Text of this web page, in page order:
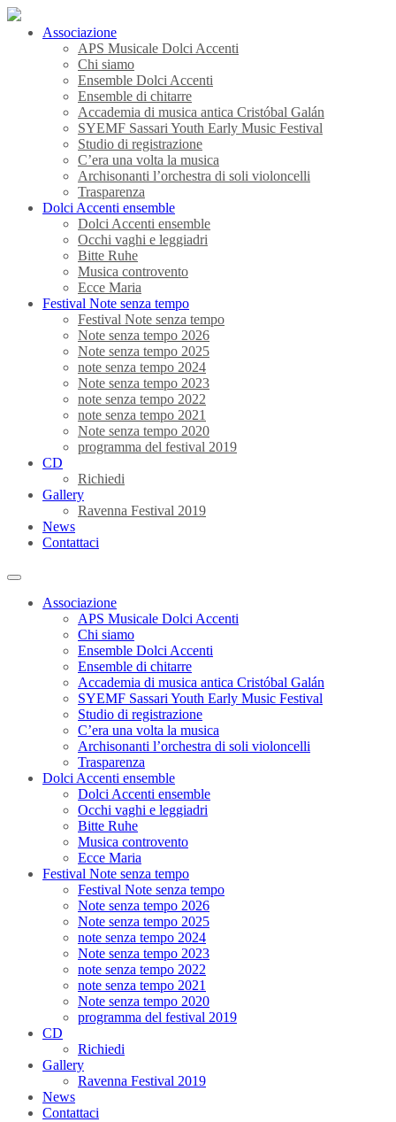
Associazione
APS Musicale Dolci Accenti
Chi siamo
Ensemble Dolci Accenti
Ensemble di chitarre
Accademia di musica antica Cristóbal Galán
SYEMF Sassari Youth Early Music Festival
Studio di registrazione
C’era una volta la musica
Archisonanti l’orchestra di soli violoncelli
Trasparenza
Dolci Accenti ensemble
Dolci Accenti ensemble
Occhi vaghi e leggiadri
Bitte Ruhe
Musica controvento
Ecce Maria
Festival Note senza tempo
Festival Note senza tempo
Note senza tempo 2026
Note senza tempo 2025
note senza tempo 2024
Note senza tempo 2023
note senza tempo 2022
note senza tempo 2021
Note senza tempo 2020
programma del festival 2019
CD
Richiedi
Gallery
Ravenna Festival 2019
News
Contattaci
Associazione
APS Musicale Dolci Accenti
Chi siamo
Ensemble Dolci Accenti
Ensemble di chitarre
Accademia di musica antica Cristóbal Galán
SYEMF Sassari Youth Early Music Festival
Studio di registrazione
C’era una volta la musica
Archisonanti l’orchestra di soli violoncelli
Trasparenza
Dolci Accenti ensemble
Dolci Accenti ensemble
Occhi vaghi e leggiadri
Bitte Ruhe
Musica controvento
Ecce Maria
Festival Note senza tempo
Festival Note senza tempo
Note senza tempo 2026
Note senza tempo 2025
note senza tempo 2024
Note senza tempo 2023
note senza tempo 2022
note senza tempo 2021
Note senza tempo 2020
programma del festival 2019
CD
Richiedi
Gallery
Ravenna Festival 2019
News
Contattaci